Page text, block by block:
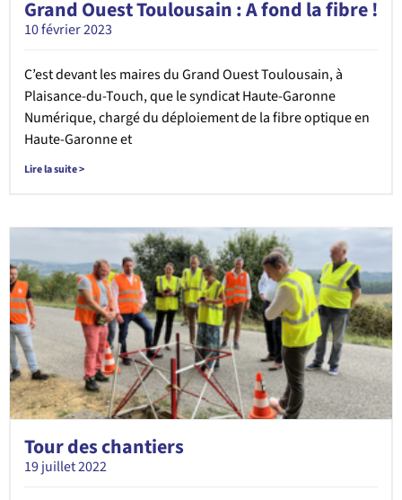
Grand Ouest Toulousain : A fond la fibre !
10 février 2023
C’est devant les maires du Grand Ouest Toulousain, à
Plaisance-du-Touch, que le syndicat Haute-Garonne
Numérique, chargé du déploiement de la fibre optique en
Haute-Garonne et
Lire la suite >
Tour des chantiers
19 juillet 2022